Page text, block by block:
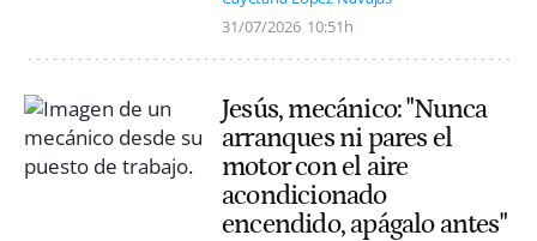
31/07/2026 10:51h
Jesús, mecánico: "Nunca
arranques ni pares el
motor con el aire
acondicionado
encendido, apágalo antes"